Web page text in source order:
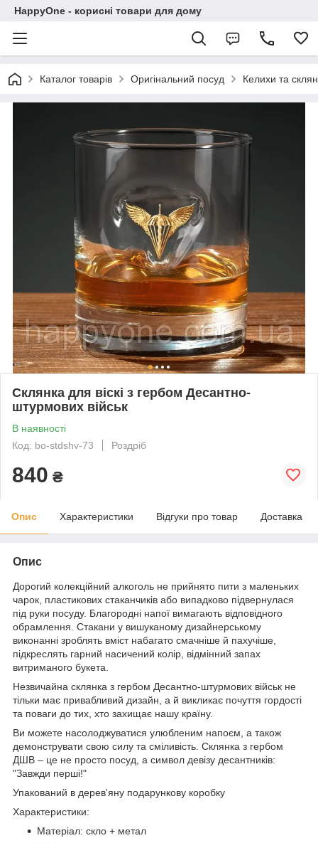
HappyOne - корисні товари для дому
Каталог товарів Оригінальний посуд Келихи та
Склянка для віскі з гербом Десантно-
штурмових військ
В наявності
Код: bo-stdshv-73
Роздріб
840 ₴
Опис Характеристики Відгуки про товар Доставка
Опис
Дорогий колекційний алкоголь не прийнято пити з маленьких
чарок, пластикових стаканчиків або випадково підвернулася
під руки посуду. Благородні напої вимагають відповідного
обрамлення. Стакани у вишуканому дизайнерському
виконанні зроблять вміст набагато смачніше й пахучіше,
підкреслять гарний насичений колір, відмінний запах
витриманого букета.
Незвичайна склянка з гербом Десантно-штурмових військ не
тільки має привабливий дизайн, а й викликає почуття гордості
та поваги до тих, хто захищає нашу країну.
Ви можете насолоджуватися улюбленим напоєм, а також
демонструвати свою силу та сміливість. Склянка з гербом
ДШВ – це не просто посуд, а символ девізу десантників:
"Завжди перші!"
Упакований в дерев'яну подарункову коробку
Характеристики:
Матеріал: скло + метал